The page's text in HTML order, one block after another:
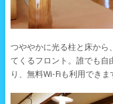
つややかに光る柱と床から
てくるフロント。誰でも自
り、無料Wi-Fiも利用できま